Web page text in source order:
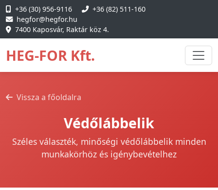
+36 (30) 956-9116
+36 (82) 511-160
hegfor@hegfor.hu
7400 Kaposvár, Raktár köz 4.
HEG-FOR Kft.
Vissza a főoldalra
Védőlábbelik
Széles választék, minőségi védőlábbelik minden
munkakörhöz és igénybevételhez